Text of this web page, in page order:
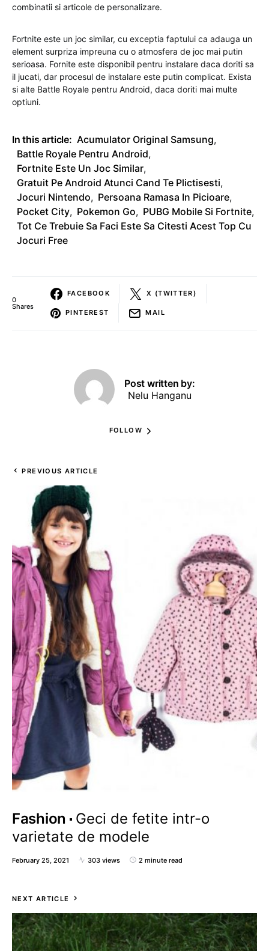
combinatii si articole de personalizare.
Fortnite este un joc similar, cu exceptia faptului ca adauga un
element surpriza impreuna cu o atmosfera de joc mai putin
serioasa. Fornite este disponibil pentru instalare daca doriti sa
il jucati, dar procesul de instalare este putin complicat. Exista
si alte Battle Royale pentru Android, daca doriti mai multe
optiuni.
In this article: Acumulator Original Samsung,
Battle Royale Pentru Android,
Fortnite Este Un Joc Similar,
Gratuit Pe Android Atunci Cand Te Plictisesti,
Jocuri Nintendo, Persoana Ramasa In Picioare,
Pocket City, Pokemon Go, PUBG Mobile Si Fortnite,
Tot Ce Trebuie Sa Faci Este Sa Citesti Acest Top Cu
Jocuri Free
0
Shares
FACEBOOK X (TWITTER)
PINTEREST MAIL
Post written by:
Nelu Hanganu
FOLLOW
PREVIOUS ARTICLE
Fashion
Geci de fetite intr-o
varietate de modele
February 25, 2021 303 views 2 minute read
NEXT ARTICLE